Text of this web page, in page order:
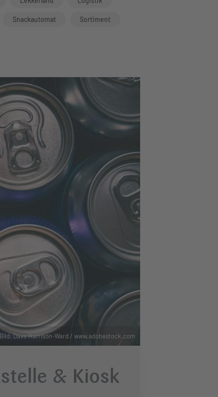
Snackautomat Sortiment
Bild: Dave Harrison-Ward / www.adobestock.com
& Kiosk